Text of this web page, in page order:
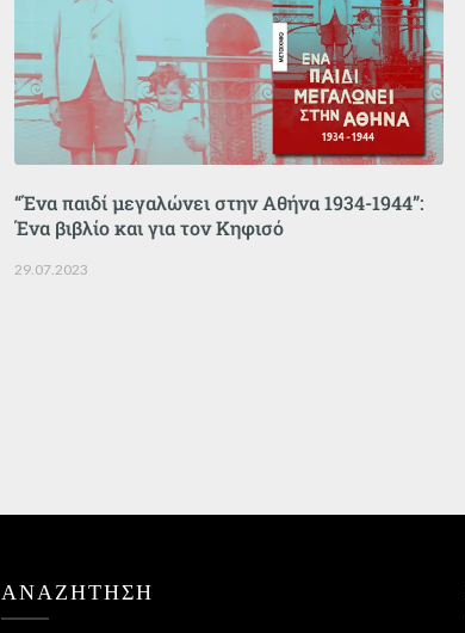
“Ένα παιδί μεγαλώνει στην Αθήνα 1934-1944”:
Ένα βιβλίο και για τον Κηφισό
29.07.2023
ΑΝΑΖΉΤΗΣΗ